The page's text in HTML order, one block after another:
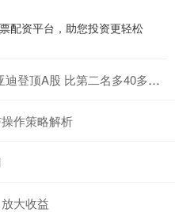
配资平台，助您投资更轻松
顶A股 比第二名多40多万！
作策略解析
大收益